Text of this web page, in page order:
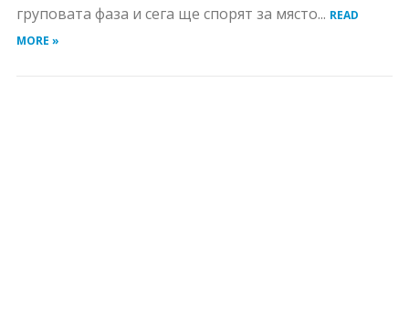
груповата фаза и сега ще спорят за място... READ
MORE »